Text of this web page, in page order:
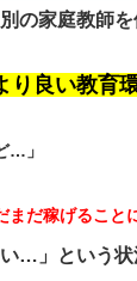
の家庭教師
良い教育
…」
まだ稼げること
い…」という